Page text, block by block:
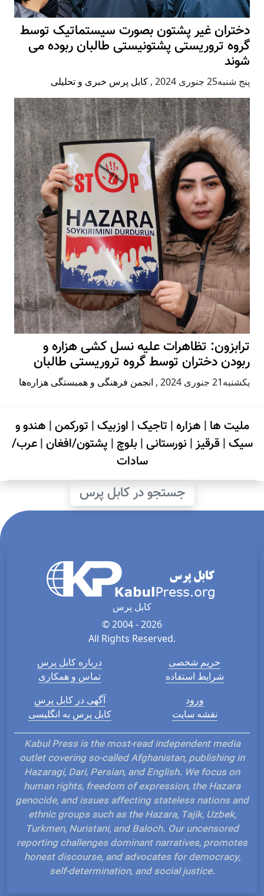
دختران غیر پشتون بصورت سیستماتیک توسط
گروه تروریستی پشتونیستی طالبان ربوده می
شوند
پنج شنبه25 جنوری 2024 , کابل پرس خبری و تحلیلی
ترابزون: تظاهرات علیه نسل کشی هزاره و
ربودن دختران توسط گروه تروریستی طالبان
يكشنبه21 جنوری 2024 , انجمن فرهنگی و همبستگی هزاره‌ها
ملیت ها | هزاره| تاجیک| اوزبیک| تورکمن| هندو و
سیک| قرقیز| نورستانی| بلوچ | پشتون/افغان|عرب/
سادات
جستجو در کابل پرس
کابل پرس
© 2004 - 2026
All Rights Reserved.
درباره کابل پرس
تماس و همکاری
حریم شخصی
شرایط استفاده
آگهی در کابل پرس
کابل پرس به انگلیسی
ورود
نقشه سایت
Kabul Press is the most-read independent media
outlet covering so-called Afghanistan, publishing in
Hazaragi, Dari, Persian, and English. We focus on
human rights, freedom of expression, the Hazara
genocide, and issues affecting stateless nations and
ethnic groups such as the Hazara, Tajik, Uzbek,
Turkmen, Nuristani, and Baloch. Our uncensored
reporting challenges dominant narratives, promotes
honest discourse, and advocates for democracy,
self-determination, and social justice.